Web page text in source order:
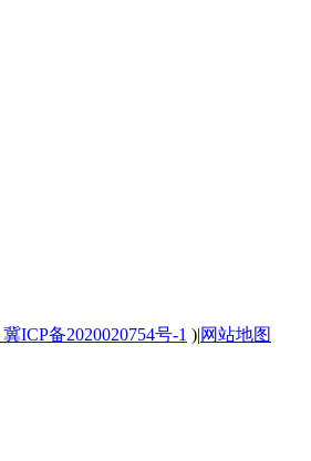
冀ICP备2020020754号-1 )|网站地图